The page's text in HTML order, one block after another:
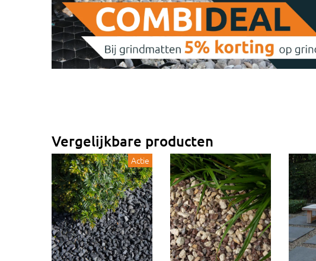
Vergelijkbare producten
Actie